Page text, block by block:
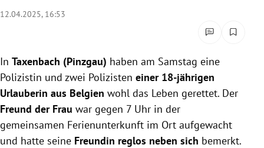
Untermenü
Untermenü
Untermenü
Untermenü
12.04.2025, 16:53
In Taxenbach (Pinzgau) haben am Samstag eine
Polizistin und zwei Polizisten einer 18-jährigen
Urlauberin aus Belgien wohl das Leben gerettet. Der
Freund der Frau war gegen 7 Uhr in der
gemeinsamen Ferienunterkunft im Ort aufgewacht
und hatte seine Freundin reglos neben sich bemerkt.